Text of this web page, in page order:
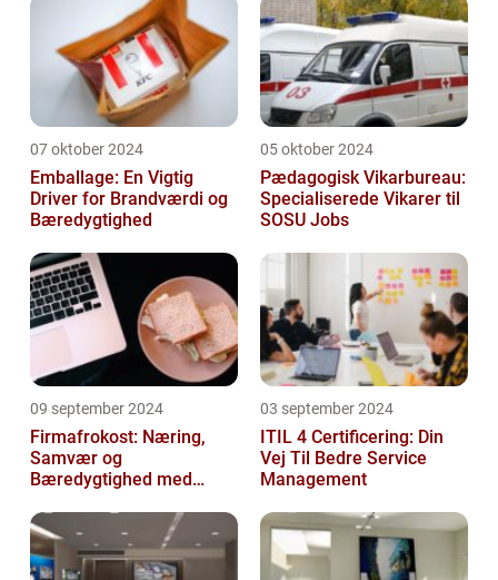
07 oktober 2024
Emballage: En Vigtig
Driver for Brandværdi og
Bæredygtighed
05 oktober 2024
Pædagogisk Vikarbureau:
Specialiserede Vikarer til
SOSU Jobs
09 september 2024
Firmafrokost: Næring,
Samvær og
Bæredygtighed med
03 september 2024
ITIL 4 Certificering: Din
Vej Til Bedre Service
Management